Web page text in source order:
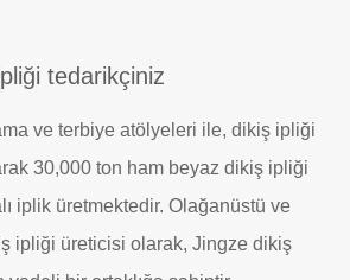
tedarikçiniz
ve terbiye atölyeleri ile, dikiş ipliği
30,000 ton ham beyaz dikiş ipliği
iplik üretmektedir. Olağanüstü ve
ipliği üreticisi olarak, Jingze dikiş